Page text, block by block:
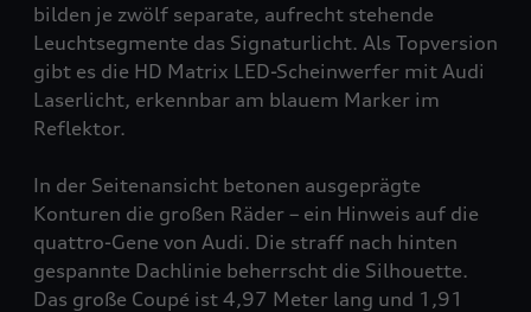
bilden je zwölf separate, aufrecht stehende
Leuchtsegmente das Signaturlicht. Als Topversion
gibt es die HD Matrix LED-Scheinwerfer mit Audi
Laserlicht, erkennbar am blauem Marker im
Reflektor.
In der Seitenansicht betonen ausgeprägte
Konturen die großen Räder – ein Hinweis auf die
quattro-Gene von Audi. Die straff nach hinten
gespannte Dachlinie beherrscht die Silhouette.
Das große Coupé ist 4,97 Meter lang und 1,91